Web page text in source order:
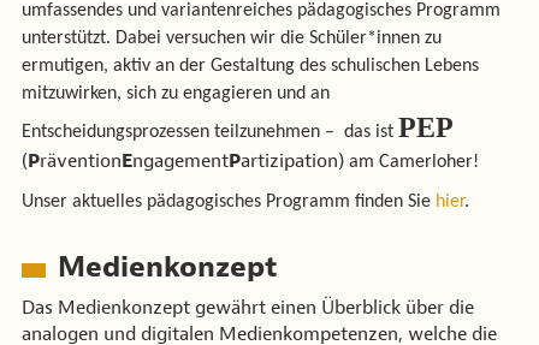
umfassendes und variantenreiches pädagogisches Programm
unterstützt. Dabei versuchen wir die Schüler*innen zu
ermutigen, aktiv an der Gestaltung des schulischen Lebens
mitzuwirken, sich zu engagieren und an
Entscheidungsprozessen teilzunehmen – das ist PEP
(PräventionEngagementPartizipation) am Camerloher!
Unser aktuelles pädagogisches Programm finden Sie hier.
Medienkonzept
Das Medienkonzept gewährt einen Überblick über die
analogen und digitalen Medienkompetenzen, welche die